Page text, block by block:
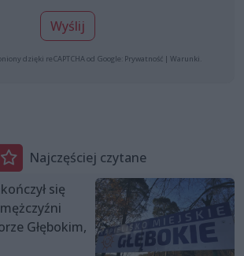
Wyślij
dzięki reCAPTCHA od Google: Prywatność | Warunki
Najczęściej czytane
się
Głębokim,